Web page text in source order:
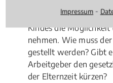
Eltern haben in
Kindes die Möglichkeit
nehmen. Wie muss
gestellt werden? Gibt
Arbeitgeber den
der Elternzeit kürzen?
Impressum ⁃